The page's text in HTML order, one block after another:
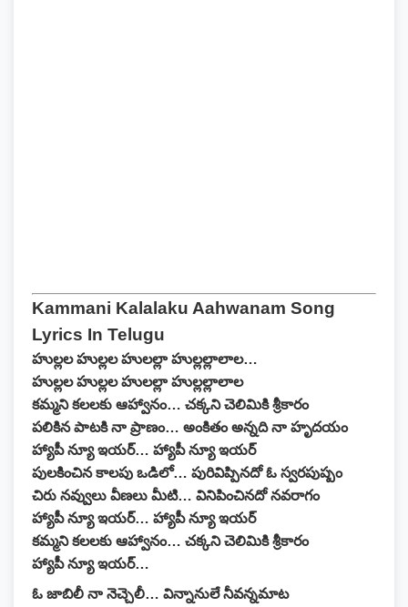
Kammani Kalalaku Aahwanam Song
Lyrics In Telugu
హుల్లల హుల్లల హులల్లా హుల్లల్లాలాల…
హుల్లల హుల్లల హులల్లా హుల్లల్లాలాల
కమ్మని కలలకు ఆహ్వానం… చక్కని చెలిమికి శ్రీకారం
పలికిన పాటకి నా ప్రాణం… అంకితం అన్నది నా హృదయం
హ్యాపీ న్యూ ఇయర్… హ్యాపీ న్యూ ఇయర్
పులకించిన కాలపు ఒడిలో… పురివిప్పినదో ఓ స్వరపుష్పం
చిరు నవ్వులు వీణలు మీటి… వినిపించినదో నవరాగం
హ్యాపీ న్యూ ఇయర్… హ్యాపీ న్యూ ఇయర్
కమ్మని కలలకు ఆహ్వానం… చక్కని చెలిమికి శ్రీకారం
హ్యాపీ న్యూ ఇయర్…
ఓ జాబిలీ నా నెచ్చెలీ… విన్నానులే నీవన్నమాట